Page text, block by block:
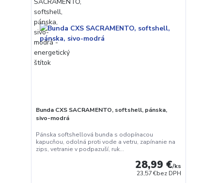
Bunda CXS SACRAMENTO, softshell, pánska,
sivo-modrá
Pánska softshellová bunda s odopínacou
kapucňou, odolná proti vode a vetru, zapínanie na
zips, vetranie v podpazuší, ruk...
28,99 €/ks
23,57 €bez DPH